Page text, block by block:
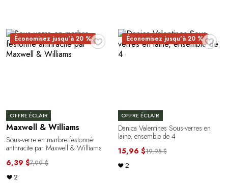
♥
Économisez jusqu'à 20 %
OFFRE ÉCLAIR
Maxwell & Williams
Sous-verre en marbre festonné
anthracite par Maxwell & Williams
6,39 $7,99 $
2
♥
Économisez jusqu'à 20 %
OFFRE ÉCLAIR
Danica Valentines Sous-verres en
laine, ensemble de 4
15,96 $19,95 $
2